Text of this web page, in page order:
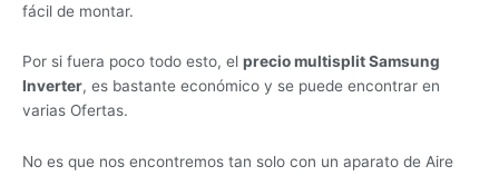
fácil de montar.
Por si fuera poco todo esto, el precio multisplit Samsung
Inverter, es bastante económico y se puede encontrar en
varias Ofertas.
No es que nos encontremos tan solo con un aparato de Aire